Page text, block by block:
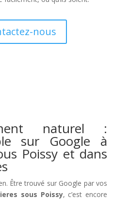
nous
naturel :
sur Google à
Poissy et dans
Être trouvé sur Google par vos
sous Poissy, c’est encore